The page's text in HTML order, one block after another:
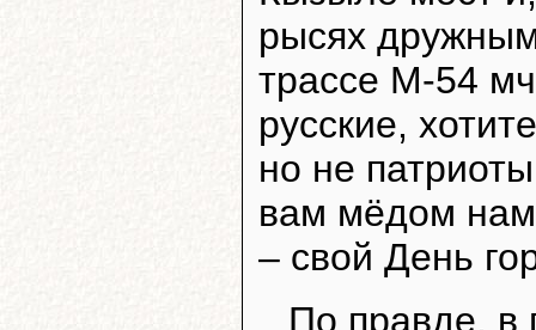
рысях
трассе М-54
русские,
но не
вам мёдом
– свой День
По правде, в